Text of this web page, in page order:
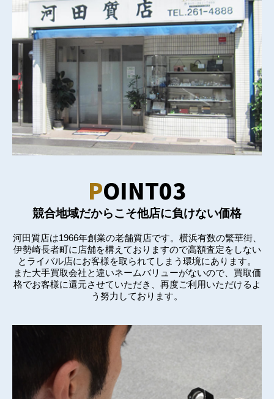
POINT03
競合地域だからこそ他店に負けない価格
河田質店は1966年創業の老舗質店です。横浜有数の繁華街、
伊勢崎長者町に店舗を構えておりますので高額査定をしない
とライバル店にお客様を取られてしまう環境にあります。
また大手買取会社と違いネームバリューがないので、買取価
格でお客様に還元させていただき、再度ご利用いただけるよ
う努力しております。